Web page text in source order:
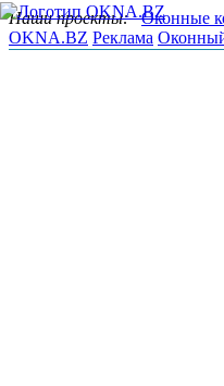
Наши проекты:Оконные
OKNA.BZ Реклама